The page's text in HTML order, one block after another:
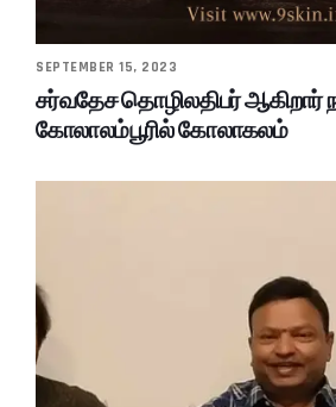
SEPTEMBER 15, 2023
சர்வதேச தொழிலதிபர் ஆகிறார்
கோலாலம்பூரில் கோலாகலம்